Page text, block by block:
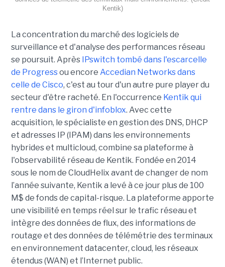
Kentik)
La concentration du marché des logiciels de
surveillance et d'analyse des performances réseau
se poursuit. Après IPswitch tombé dans l'escarcelle
de Progressou encore Accedian Networks dans
celle de Cisco, c'est au tour d'un autre pure player du
secteur d'être racheté. En l'occurrence Kentik qui
rentre dans le giron d'infoblox. Avec cette
acquisition, le spécialiste en gestion des DNS, DHCP
et adresses IP (IPAM) dans les environnements
hybrides et multicloud, combine sa plateforme à
l'observabilité réseau de Kentik. Fondée en 2014
sous le nom de CloudHelix avant de changer de nom
l’année suivante, Kentik a levé à ce jour plus de 100
M$ de fonds de capital-risque. La plateforme apporte
une visibilité en temps réel sur le trafic réseau et
intègre des données de flux, des informations de
routage et des données de télémétrie des terminaux
en environnement datacenter, cloud, les réseaux
étendus (WAN) et l’Internet public.